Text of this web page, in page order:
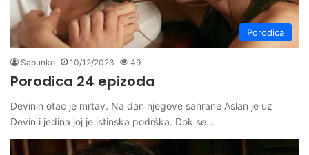
Porodica
Sapunko 10/12/2023 49
Porodica 24 epizoda
Devinin otac je mrtav. Na dan njegove sahrane Aslan je uz
Devin i jedina joj je istinska podrška. Dok se…